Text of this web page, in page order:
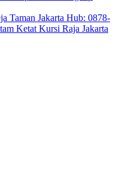
Taman Jakarta Hub: 0878-
Ketat Kursi Raja Jakarta